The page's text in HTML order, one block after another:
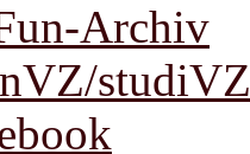
Archiv
studiVZ